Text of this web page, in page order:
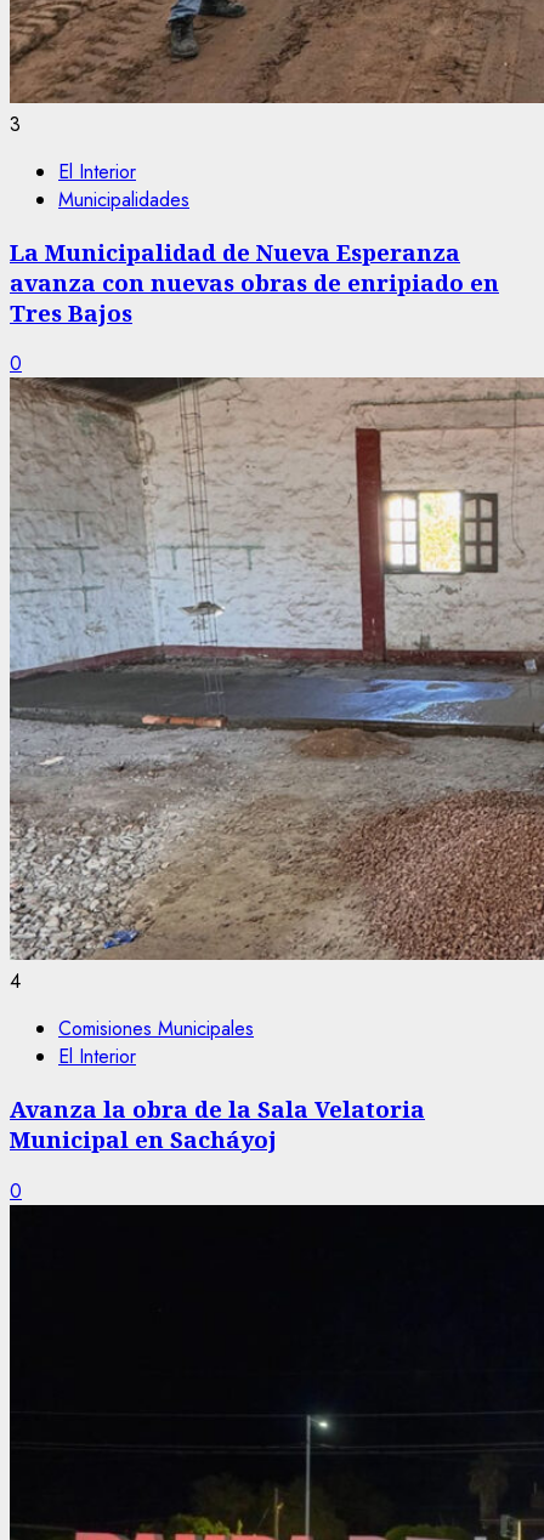
3
El Interior
Municipalidades
La Municipalidad de Nueva Esperanza
avanza con nuevas obras de enripiado en
Tres Bajos
0
4
Comisiones Municipales
El Interior
Avanza la obra de la Sala Velatoria
Municipal en Sacháyoj
0